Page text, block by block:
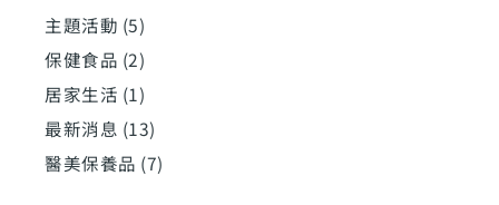
主題活動 (5)
保健食品 (2)
居家生活 (1)
最新消息 (13)
醫美保養品 (7)